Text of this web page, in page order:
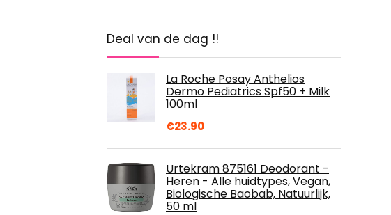
Deal van de dag !!
La Roche Posay Anthelios
Dermo Pediatrics Spf50 + Milk
100ml
€23.90
Urtekram 875161 Deodorant -
Heren - Alle huidtypes, Vegan,
Biologische Baobab, Natuurlijk,
50 ml